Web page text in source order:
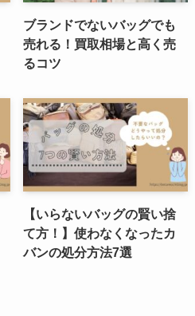
ブランドでないバッグでも
売れる！買取相場と高く売
るコツ
【いらないバッグの賢い捨
て方！】使わなくなったカ
バンの処分方法7選